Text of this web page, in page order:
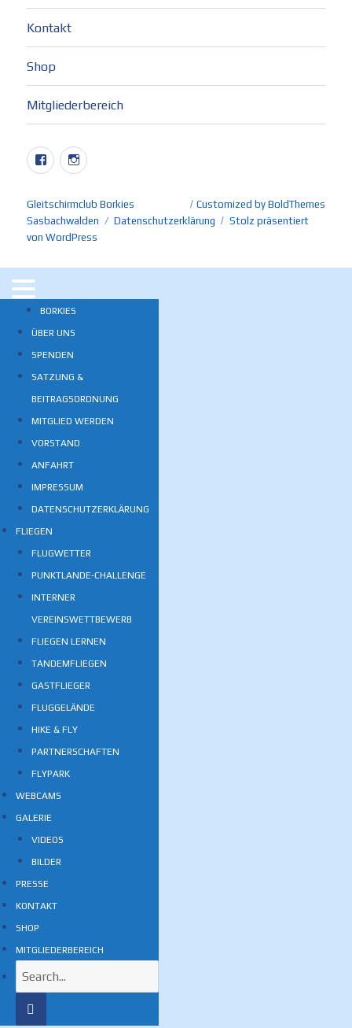
Kontakt
Shop
Mitgliederbereich
FacebookInstagram
Customized by BoldThemes
Gleitschirmclub Borkies
Sasbachwalden
Datenschutzerklärung
Stolz präsentiert
von WordPress
BORKIES
ÜBER UNS
SPENDEN
SATZUNG &
BEITRAGSORDNUNG
MITGLIED WERDEN
VORSTAND
ANFAHRT
IMPRESSUM
DATENSCHUTZERKLÄRUNG
FLIEGEN
FLUGWETTER
PUNKTLANDE-CHALLENGE
INTERNER
VEREINSWETTBEWERB
FLIEGEN LERNEN
TANDEMFLIEGEN
GASTFLIEGER
FLUGGELÄNDE
HIKE & FLY
PARTNERSCHAFTEN
FLYPARK
WEBCAMS
GALERIE
VIDEOS
BILDER
PRESSE
KONTAKT
SHOP
MITGLIEDERBEREICH
Search